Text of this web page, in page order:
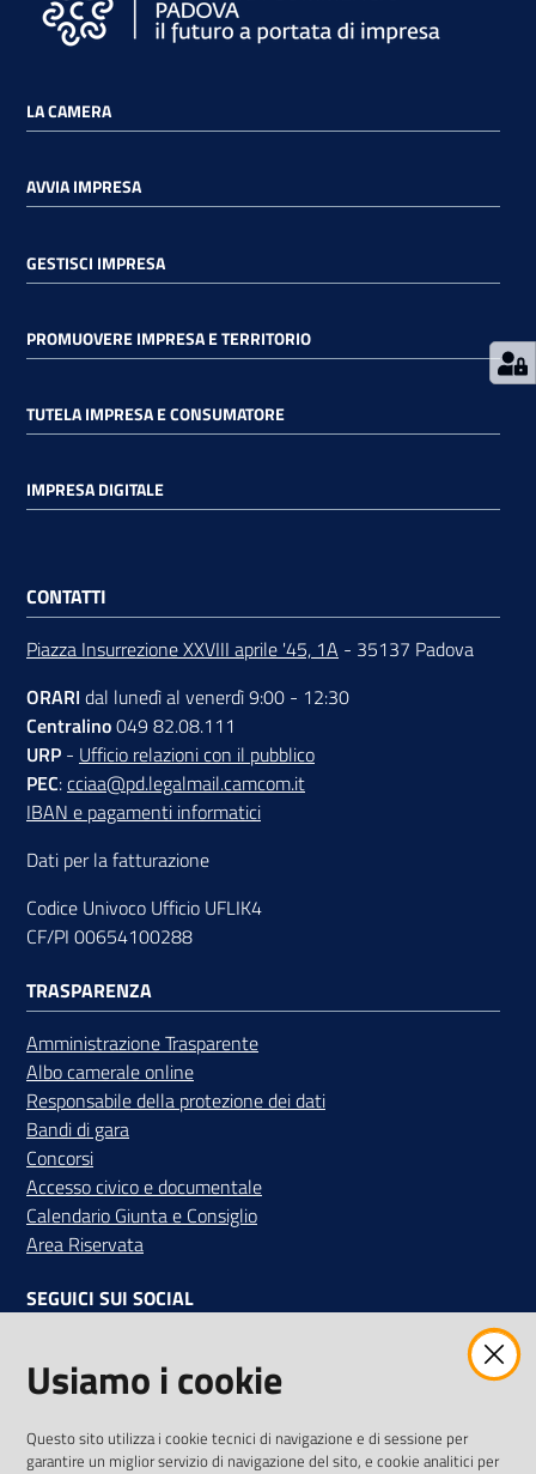
Prenota
Servizi
online
Contatti
Newsle
tter
Sala
Stampa
Seguici
su
LA CAMERA
AVVIA IMPRESA
GESTISCI IMPRESA
PROMUOVERE IMPRESA E TERRITORIO
TUTELA IMPRESA E CONSUMATORE
IMPRESA DIGITALE
CONTATTI
Piazza Insurrezione XXVIII aprile '45, 1A - 35137 Padova
ORARI dal lunedì al venerdì 9:00 - 12:30
Centralino049 82.08.111
URP - Ufficio relazioni con il pubblico
PEC:cciaa@pd.legalmail.camcom.it
IBAN e pagamenti informatici
Dati per la fatturazione
Codice Univoco Ufficio UFLIK4
CF/PI 00654100288
TRASPARENZA
Amministrazione Trasparente
Albo camerale online
Responsabile della protezione dei dati
Bandi di gara
Concorsi
Accesso civico e documentale
Calendario Giunta e Consiglio
Area Riservata
SEGUICI SUI SOCIAL
Ricevi tutti gli aggiornamenti su eventi, nuove opportunità e
Usiamo i cookie
Questo sito utilizza i cookie tecnici di navigazione e di sessione per
garantire un miglior servizio di navigazione del sito, e cookie analitici per